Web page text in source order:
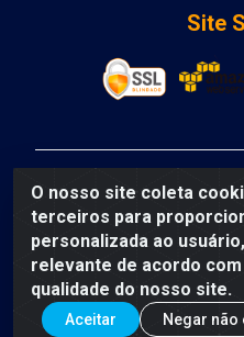
O nosso site coleta
terceiros para
personalizada ao
relevante de acordo
qualidade do nosso site.
Aceitar Negar não
Site
DCA DISTRIBUIDORA
DEPUTADO LUIS
Feira de Santana/BA -